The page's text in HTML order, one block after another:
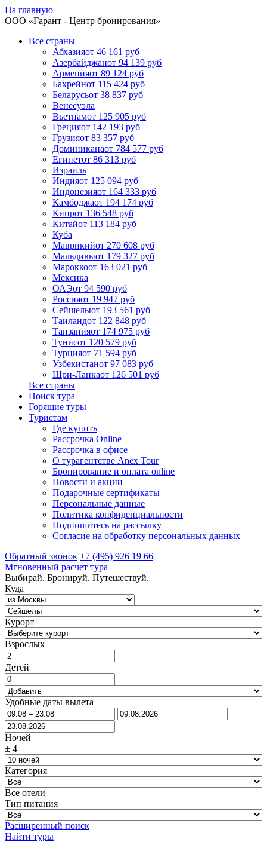
На главную
ООО «Гарант - Центр бронирования»
Все страны
Абхазияот 46 161 руб
Азербайджанот 94 139 руб
Арменияот 89 124 руб
Бахрейнот 115 424 руб
Беларусьот 38 837 руб
Венесуэла
Вьетнамот 125 905 руб
Грецияот 142 193 руб
Грузияот 83 357 руб
Доминиканаот 784 577 руб
Египетот 86 313 руб
Израиль
Индияот 125 094 руб
Индонезияот 164 333 руб
Камбоджаот 194 174 руб
Кипрот 136 548 руб
Китайот 113 184 руб
Куба
Маврикийот 270 608 руб
Мальдивыот 179 327 руб
Мароккоот 163 021 руб
Мексика
ОАЭот 94 590 руб
Россияот 19 947 руб
Сейшелыот 193 561 руб
Таиландот 122 848 руб
Танзанияот 174 975 руб
Тунисот 120 579 руб
Турцияот 71 594 руб
Узбекистанот 97 083 руб
Шри-Ланкаот 126 501 руб
Все страны
Поиск тура
Горящие туры
Туристам
Где купить
Рассрочка Online
Рассрочка в офисе
О турагентстве Anex Tour
Бронирование и оплата online
Новости и акции
Подарочные сертификаты
Персональные данные
Политика конфиденциальности
Подпишитесь на рассылку
Согласие на обработку персональных данных
Обратный звонок +7 (495) 926 19 66
Мгновенный расчет тура
Выбирай. Бронируй. Путешествуй.
Куда
Курорт
Взрослых
Детей
Удобные даты вылета
Ночей
± 4
Категория
Все отели
Тип питания
Расширенный поиск
Найти туры